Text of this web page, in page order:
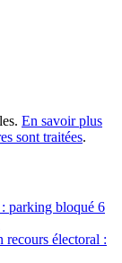
En savoir plus
sont traitées.
parking bloqué 6
recours électoral :